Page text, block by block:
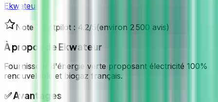
Ekwateur
Note Trustpilot : 4.2/5(environ 2 500 avis)
À propos de Ekwateur
Fournisseur d'énergie verte proposant électricité 100%
renouvelable et biogaz français.
✅ Avantages